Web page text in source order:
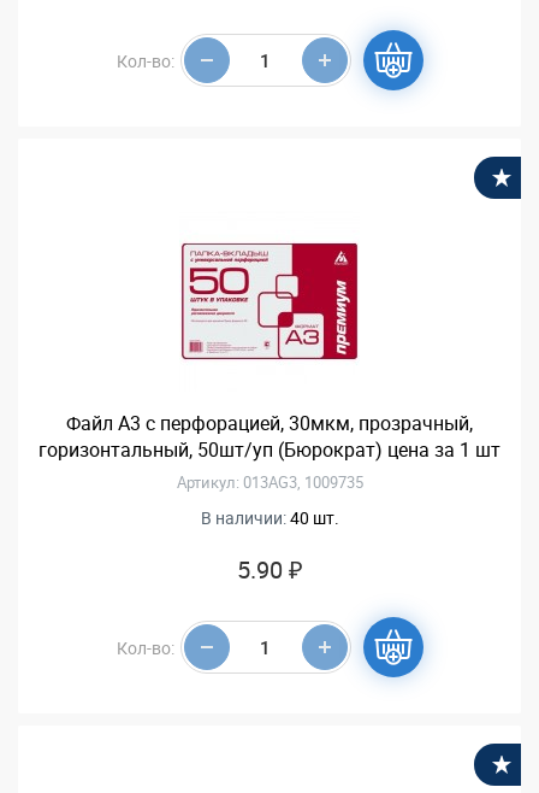
Кол-во:
Файл А3 с перфорацией, 30мкм, прозрачный,
горизонтальный, 50шт/уп (Бюрократ) цена за 1 шт
Артикул: 013AG3, 1009735
В наличии:40 шт.
5.90 ₽
Кол-во: